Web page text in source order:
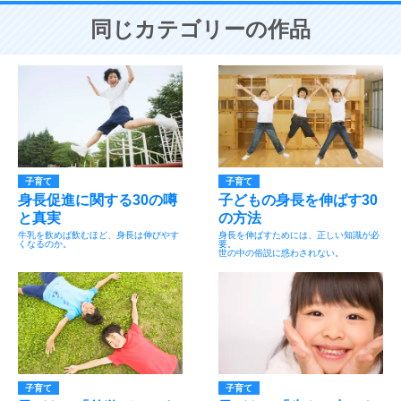
同じカテゴリーの作品
子育て
身長促進に関する30の噂
と真実
牛乳を飲めば飲むほど、身長は伸びやす
くなるのか。
子育て
子どもの身長を伸ばす30
の方法
身長を伸ばすためには、正しい知識が必
要。
世の中の俗説に惑わされない。
子育て 子育て